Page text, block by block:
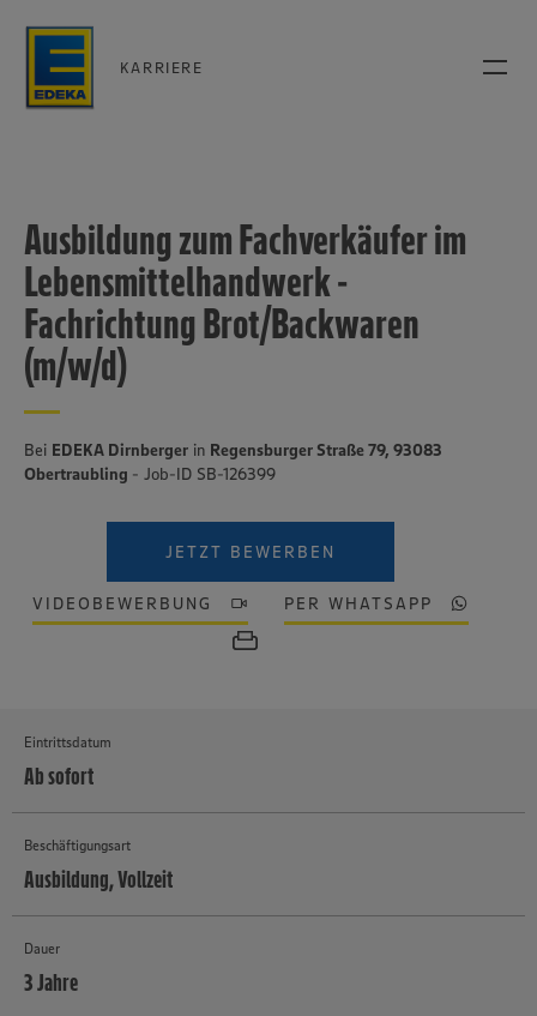
KARRIERE
Ausbildung zum Fachverkäufer im
Lebensmittelhandwerk -
Fachrichtung Brot/Backwaren
(m/w/d)
Bei EDEKA Dirnberger in Regensburger Straße 79, 93083
Obertraubling - Job-ID SB-126399
JETZT BEWERBEN
VIDEOBEWERBUNG PER WHATSAPP
Eintrittsdatum
Ab sofort
Beschäftigungsart
Ausbildung, Vollzeit
Dauer
3 Jahre